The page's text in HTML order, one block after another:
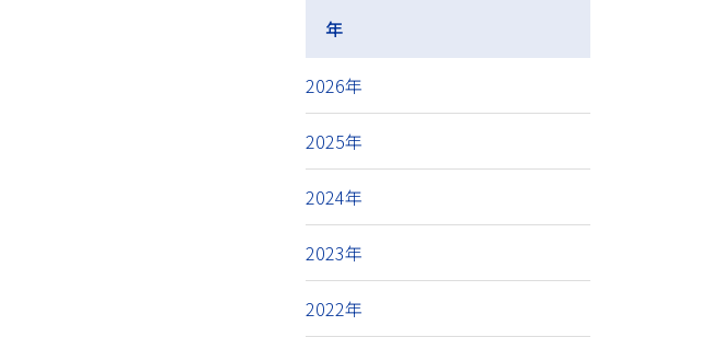
年
2026年
2025年
2024年
2023年
2022年